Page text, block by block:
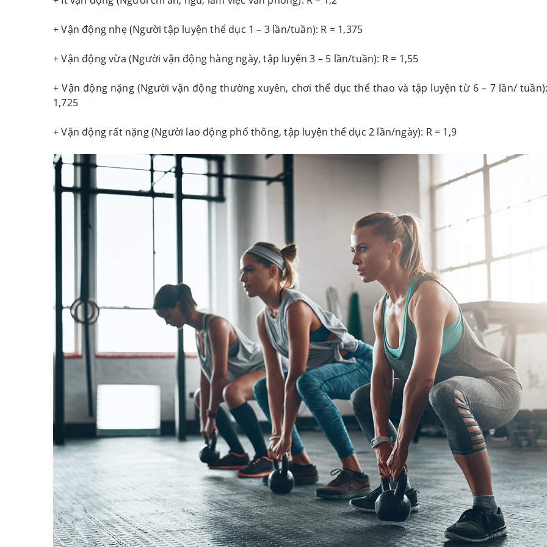
+ Vận động nhẹ (Người tập luyện thể dục 1 – 3 lần/tuần): R = 1,375
+ Vận động vừa (Người vận động hàng ngày, tập luyện 3 – 5 lần/tuần): R = 1,55
+ Vận động nặng (Người vận động thường xuyên, chơi thể dục thể thao và tập luyện từ 6 – 7 lần/
1,725
+ Vận động rất nặng (Người lao động phổ thông, tập luyện thể dục 2 lần/ngày): R = 1,9